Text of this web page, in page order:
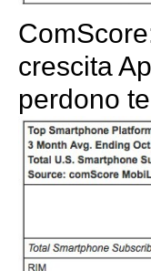
crescita
perdono